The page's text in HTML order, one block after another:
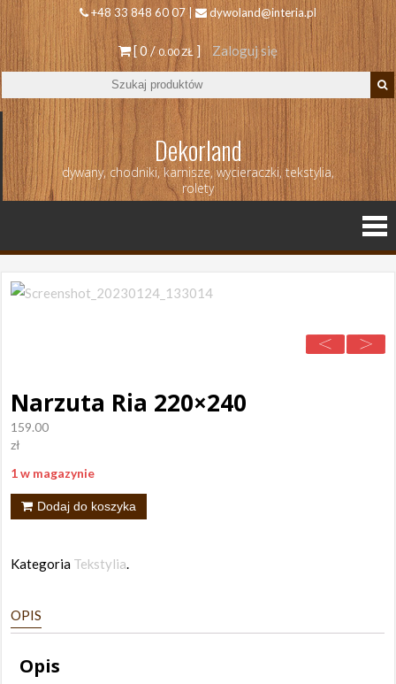
+48 33 848 60 07 | dywoland@interia.pl
[ 0 /0.00 ZŁ ] Zaloguj się
Dekorland
dywany, chodniki, karnisze, wycieraczki, tekstylia,
rolety
Narzuta Ria 220×240
159.00
zł
1 w magazynie
ilość
220x240
Dodaj do koszyka
Kategoria Tekstylia.
OPIS
Opis